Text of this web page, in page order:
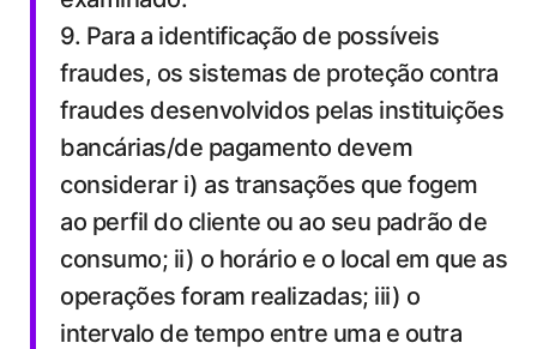
9. Para a identificação de possíveis
fraudes, os sistemas de proteção contra
fraudes desenvolvidos pelas instituições
bancárias/de pagamento devem
considerar i) as transações que fogem
ao perfil do cliente ou ao seu padrão de
consumo; ii) o horário e o local em que as
operações foram realizadas; iii) o
intervalo de tempo entre uma e outra